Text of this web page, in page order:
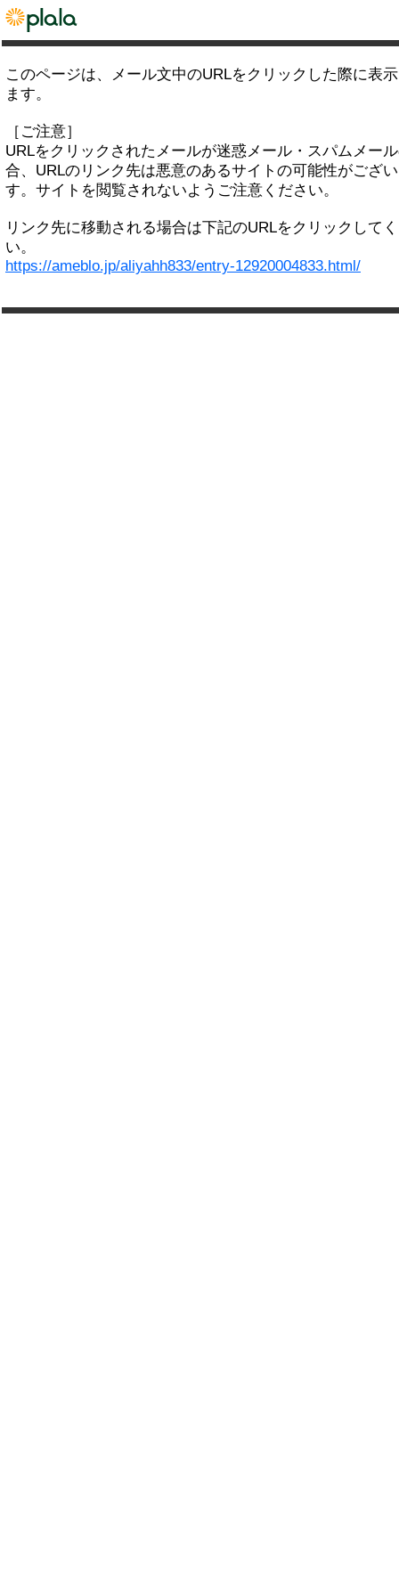
このページは、メール文中のURLをクリックした際に表
ます。
［ご注意］
URLをクリックされたメールが迷惑メール・スパムメー
合、URLのリンク先は悪意のあるサイトの可能性がござ
す。サイトを閲覧されないようご注意ください。
リンク先に移動される場合は下記のURLをクリックして
い。
https://ameblo.jp/aliyahh833/entry-12920004833.html/